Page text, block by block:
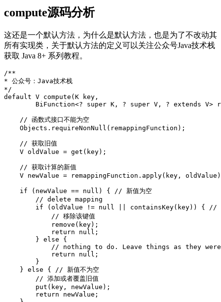
compute源码分析
这还是一个默认方法，为什么是默认方法，也是为了不改动其
所有实现类，关于默认方法的定义可以关注公众号Java技术栈
获取 Java 8+ 系列教程。
/**
* 公众号： Java技术栈
*/
default V compute ( K key ,
BiFunction<? super K , ? super V , ? extends V>
// 函数式接口不能为空
Objects . requireNonNull ( remappingFunction );
// 获取旧值
V oldValue = get ( key);
// 获取计算的新值
V newValue = remappingFunction . apply( key , oldValue
if ( newValue == null ) { //
新值为空
// delete mapping
if
( oldValue != null containsKey( key)) {
//
// 移除该键值
remove ( key);
return
null ;
} else
{
//
nothing to do . Leave things as they were
return
null ;
}
} else { //
新值不为空
// 添加或者覆盖旧值
put ( key , newValue );
return
newValue ;